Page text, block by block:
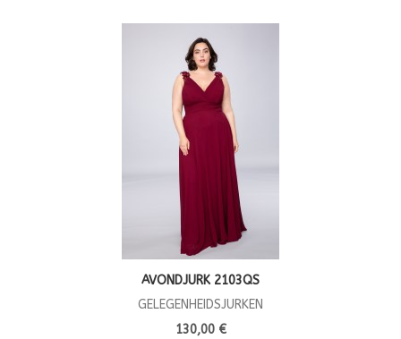
AVONDJURK 2103QS
GELEGENHEIDSJURKEN
130,00 €